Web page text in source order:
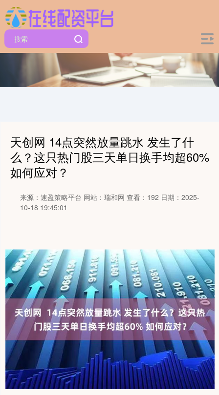
天创网 14点突然放量跳水 发生了什
么？这只热门股三天单日换手均超60%
如何应对？
来源：速盈策略平台 网站：瑞和网 查看：192 日期：2025-
10-18 19:45:01